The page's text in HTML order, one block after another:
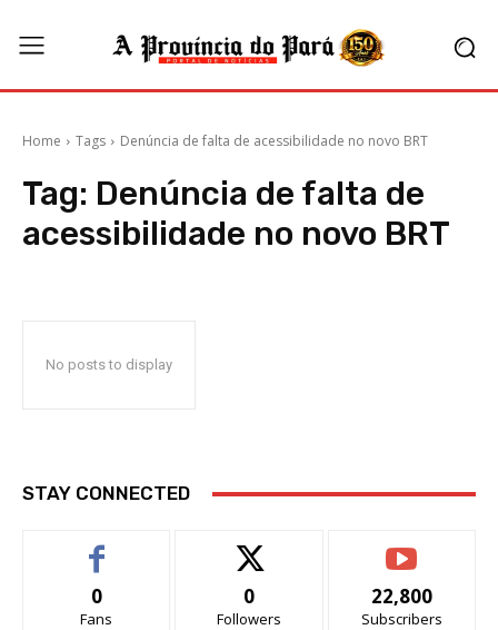
Home Tags Denúncia de falta de acessibilidade no novo BRT
Tag: Denúncia de falta de
acessibilidade no novo BRT
No posts to display
STAY CONNECTED
0
Fans
0
Followers
22,800
Subscribers